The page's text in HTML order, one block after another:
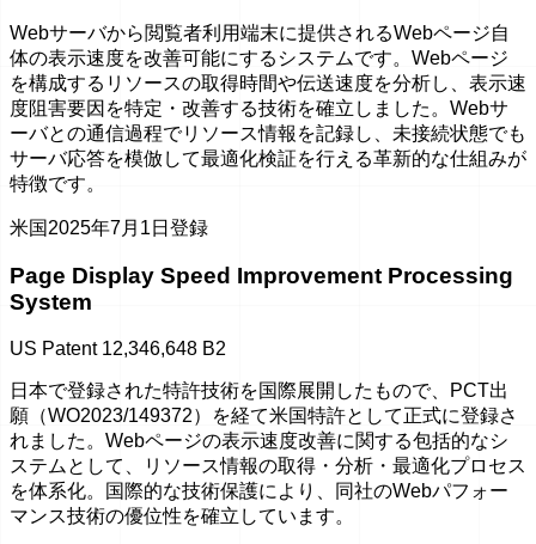
Webサーバから閲覧者利用端末に提供されるWebページ自
体の表示速度を改善可能にするシステムです。Webページ
を構成するリソースの取得時間や伝送速度を分析し、表示速
度阻害要因を特定・改善する技術を確立しました。Webサ
ーバとの通信過程でリソース情報を記録し、未接続状態でも
サーバ応答を模倣して最適化検証を行える革新的な仕組みが
特徴です。
米国2025年7月1日登録
Page Display Speed Improvement Processing
System
US Patent 12,346,648 B2
日本で登録された特許技術を国際展開したもので、PCT出
願（WO2023/149372）を経て米国特許として正式に登録さ
れました。Webページの表示速度改善に関する包括的なシ
ステムとして、リソース情報の取得・分析・最適化プロセス
を体系化。国際的な技術保護により、同社のWebパフォー
マンス技術の優位性を確立しています。